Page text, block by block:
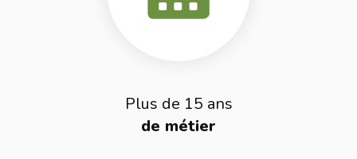
Plus de 15 ans
de métier